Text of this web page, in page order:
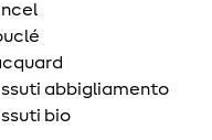
abbigliamento
bio